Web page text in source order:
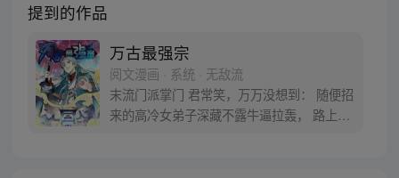
提到的作品
万古最强宗
阅文漫画 · 系统 · 无敌流
末流门派掌门 君常笑，万万没想到： 随便招
来的高冷女弟子深藏不露牛逼拉轰， 路上闭